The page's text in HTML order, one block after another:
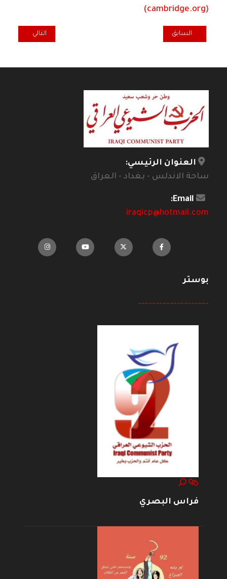
(cambridge.org)
المقال السابق: لقاء مع رابطة المراة العراقية
السابق المقال التالي:
التالي
العنوان الرئيسي:
ساحة الاندلس - بغداد - العراق
Email:
iraqicp@hotmail.com
بوستر
--------------------
فراس البصري